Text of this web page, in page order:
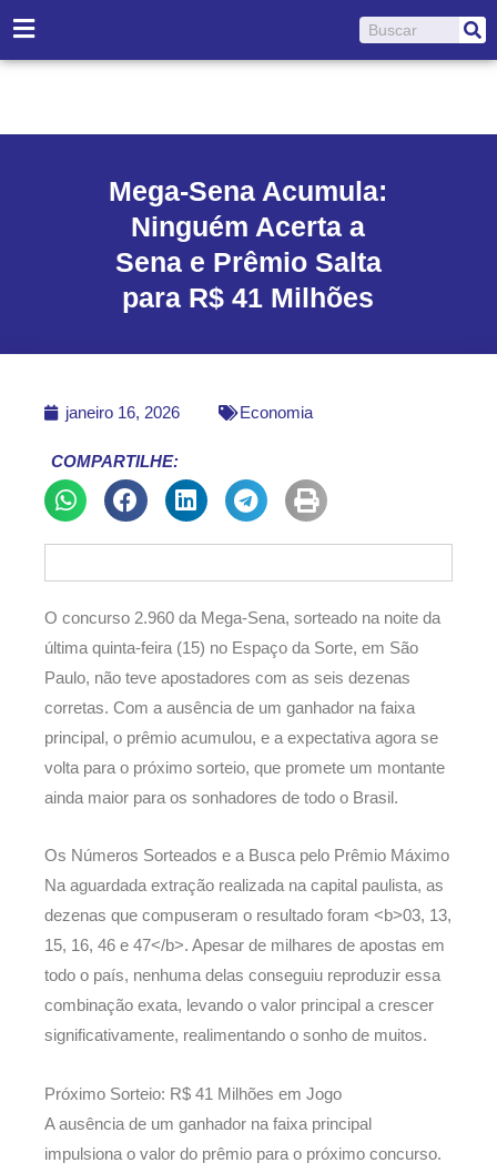
para
o
Pesquisar
Mega-Sena Acumula:
Ninguém Acerta a
Sena e Prêmio Salta
para R$ 41 Milhões
janeiro 16, 2026 Economia
COMPARTILHE:
O concurso 2.960 da Mega-Sena, sorteado na noite da
última quinta-feira (15) no Espaço da Sorte, em São
Paulo, não teve apostadores com as seis dezenas
corretas. Com a ausência de um ganhador na faixa
principal, o prêmio acumulou, e a expectativa agora se
volta para o próximo sorteio, que promete um montante
ainda maior para os sonhadores de todo o Brasil.
Os Números Sorteados e a Busca pelo Prêmio Máximo
Na aguardada extração realizada na capital paulista, as
dezenas que compuseram o resultado foram <b>03, 13,
15, 16, 46 e 47</b>. Apesar de milhares de apostas em
todo o país, nenhuma delas conseguiu reproduzir essa
combinação exata, levando o valor principal a crescer
significativamente, realimentando o sonho de muitos.
Próximo Sorteio: R$ 41 Milhões em Jogo
A ausência de um ganhador na faixa principal
impulsiona o valor do prêmio para o próximo concurso.